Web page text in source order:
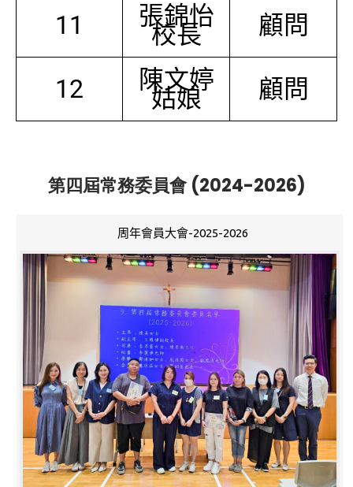
11 張錦怡
校長 顧問
12 陳文婷
姑娘 顧問
第四屆常務委員會 (2024-2026)
周年會員大會-2025-2026